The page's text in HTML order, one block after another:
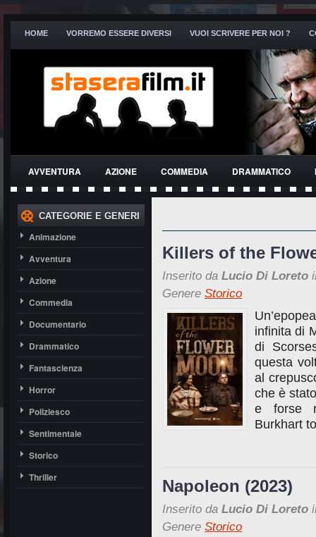
HOME VORREMO ESSERE DIVERSI VUOI SCRIVERE PER NOI ?
AVVENTURA AZIONE COMMEDIA DRAMMATICO
THRILLER
CATEGORIE E GENERI
Animazione
Avventura
Azione
Commedia
Documentario
Drammatico
Fantascienza
Horror
Poliziesco
Sentimentale
Storico
Thriller
Killers of the
Inserito da Lucio Di Loreto
Genere Storico
infinita di
di
questa
al
che è
e forse
Burkhart
Napoleon (2023)
Inserito da Lucio Di Loreto
Genere Storico